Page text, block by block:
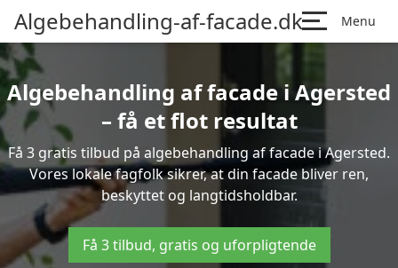
Algebehandling-af-facade.dk Menu
Algebehandling af facade i Agersted
– få et flot resultat
Få 3 gratis tilbud på algebehandling af facade i Agersted.
Vores lokale fagfolk sikrer, at din facade bliver ren,
beskyttet og langtidsholdbar.
Få 3 tilbud, gratis og uforpligtende